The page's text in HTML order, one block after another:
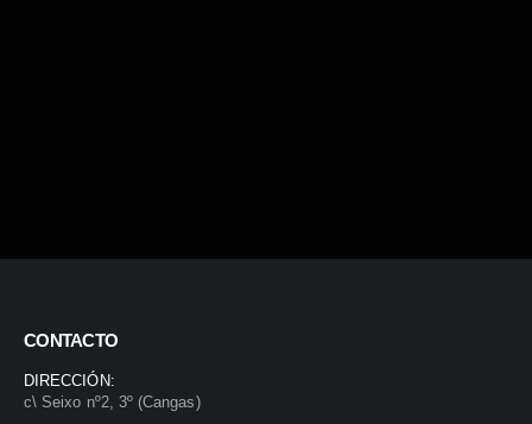
CONTACTO
DIRECCIÓN:
c\ Seixo nº2, 3º (Cangas)